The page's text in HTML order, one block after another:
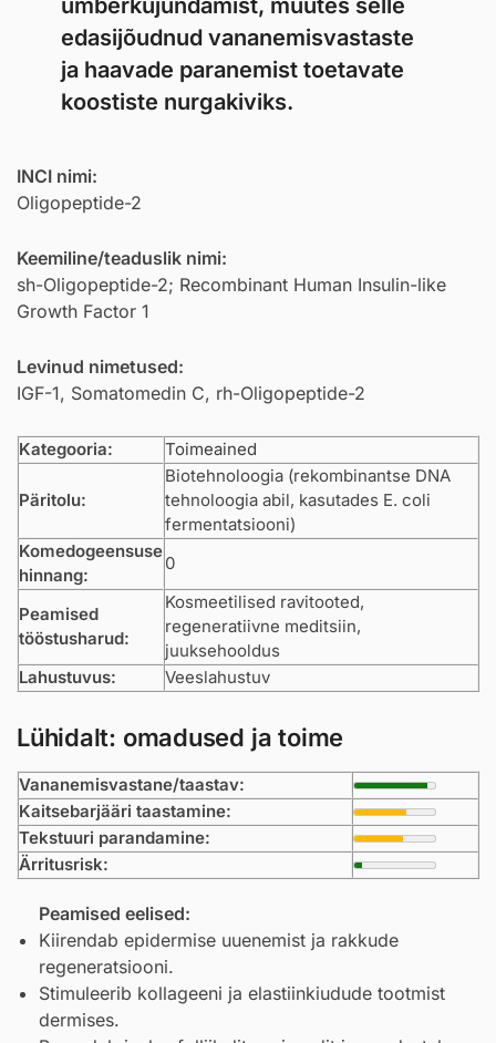
ümberkujundamist, muutes selle
edasijõudnud vananemisvastaste
ja haavade paranemist toetavate
koostiste nurgakiviks.
INCI nimi:
Oligopeptide-2
Keemiline/teaduslik nimi:
sh-Oligopeptide-2; Recombinant Human Insulin-like
Growth Factor 1
Levinud nimetused:
IGF-1, Somatomedin C, rh-Oligopeptide-2
Kategooria: Toimeained
Päritolu:
Biotehnoloogia (rekombinantse DNA
tehnoloogia abil, kasutades E. coli
fermentatsiooni)
Komedogeensuse
hinnang:
0
Peamised
tööstusharud:
Kosmeetilised ravitooted,
regeneratiivne meditsiin,
juuksehooldus
Lahustuvus:
Veeslahustuv
Lühidalt: omadused ja toime
Vananemisvastane/taastav:
Kaitsebarjääri taastamine:
Tekstuuri parandamine:
Ärritusrisk:
Peamised eelised:
Kiirendab epidermise uuenemist ja rakkude
regeneratsiooni.
Stimuleerib kollageeni ja elastiinkiudude tootmist
dermises.